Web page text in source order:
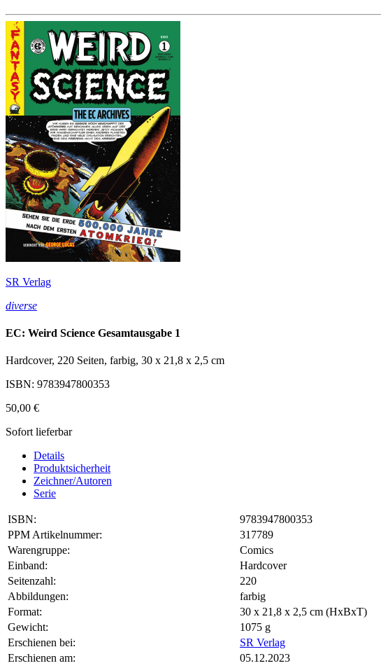
SR Verlag
diverse
EC: Weird Science Gesamtausgabe 1
Hardcover, 220 Seiten, farbig, 30 x 21,8 x 2,5 cm
ISBN: 9783947800353
50,00 €
Sofort lieferbar
Details
Produktsicherheit
Zeichner/Autoren
Serie
ISBN:
9783947800353
PPM Artikelnummer:
317789
Warengruppe:
Comics
Einband:
Hardcover
Seitenzahl:
220
Abbildungen:
farbig
Format:
30 x 21,8 x 2,5 cm (HxBxT)
Gewicht:
1075 g
Erschienen bei:
SR Verlag
Erschienen am:
05.12.2023